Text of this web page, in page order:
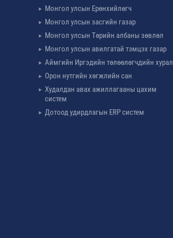
Монгол улсын Ерөнхийлөгч
Монгол улсын засгийн газар
Монгол улсын Төрийн албаны зөвлөл
Монгол улсын авилгатай тэмцэх газар
Аймгийн Иргэдийн төлөөлөгчдийн хурал
Орон нутгийн хөгжлийн сан
Худалдан авах ажиллагааны цахим
систем
Дотоод удирдлагын ERP систем